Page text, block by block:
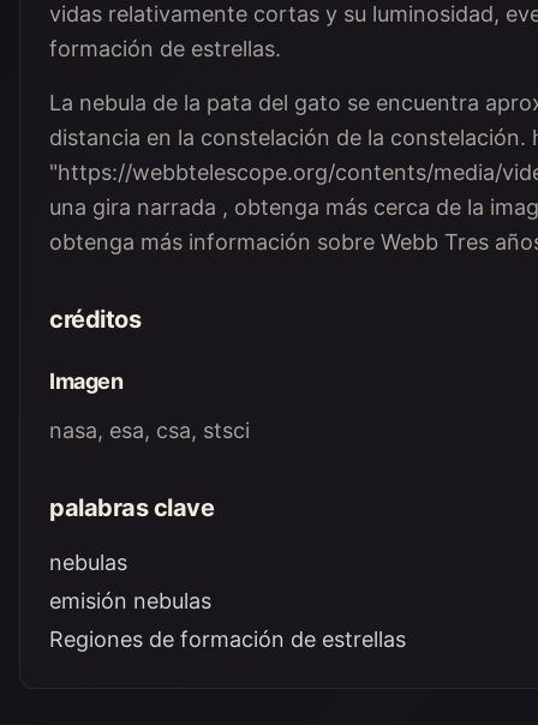
vidas relativamente cortas y su luminosidad,
formación de estrellas.
La nebula de la pata del gato se encuentra
distancia en la constelación de la constelación.
"https://webbtelescope.org/contents/media/
una gira narrada , obtenga más cerca de la
obtenga más información sobre Webb Tres
créditos
Imagen
nasa, esa, csa, stsci
palabras clave
nebulas
emisión nebulas
Regiones de formación de estrellas